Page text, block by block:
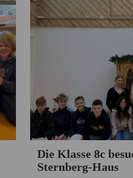
Die Klasse 8c
Sternberg-Haus